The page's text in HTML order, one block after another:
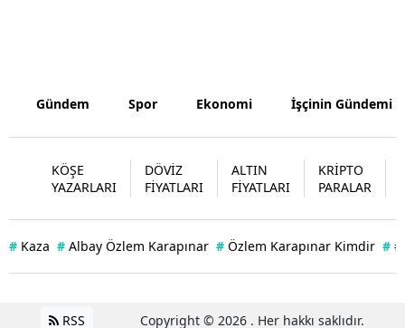
Tekirdağ
Tokat
Trabzon
Şanlıurfa
Van
Gündem Spor Ekonomi İşçinin Gündemi
KÖŞE
YAZARLARI
DÖVİZ
FİYATLARI
ALTIN
FİYATLARI
KRİPTO
PARALAR
# Kaza # Albay Özlem Karapınar # Özlem Karapınar Kimdir #
RSS Copyright © 2026 . Her hakkı saklıdır.